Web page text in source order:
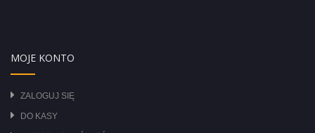
MOJE KONTO
ZALOGUJ SIĘ
DO KASY